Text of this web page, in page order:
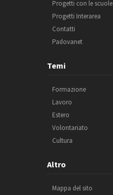
Progetti con le scuole
Progetti Interarea
Contatti
Padovanet
Temi
Formazione
Lavoro
Estero
Volontariato
Cultura
Altro
Mappa del sito